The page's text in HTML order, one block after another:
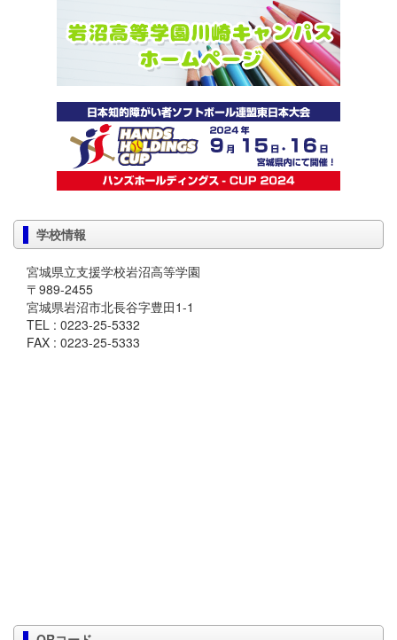
学校情報
宮城県立支援学校岩沼高等学園
〒989-2455
宮城県岩沼市北長谷字豊田1-1
TEL : 0223-25-5332
FAX : 0223-25-5333